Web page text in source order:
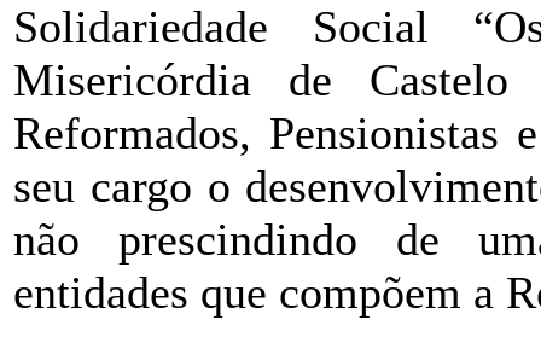
Solidariedade Social
Misericórdia de
Reformados, Pensionistas
seu cargo o
não prescindindo de
entidades que compõem a